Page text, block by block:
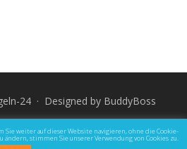
24 · Designed by BuddyBoss
und Rechtliche Hinweise
Sie weiter auf dieser Website navigieren, ohne die Cookie-
stimmen Sie unserer Verwendung von Cookies zu.